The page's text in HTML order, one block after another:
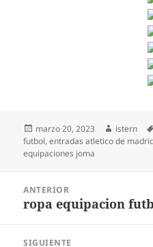
Publicado
el
marzo 20, 2023 Autor
istern
futbol,entradas atletico de
equipaciones joma
entradas
ANTERIOR
Entrada
ropa equipacion
SIGUIENTE